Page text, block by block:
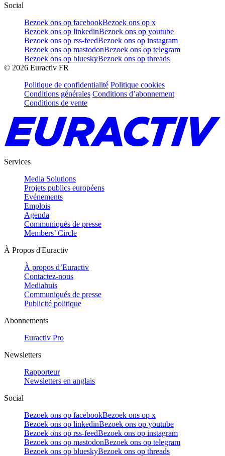
Social
Bezoek ons op facebookBezoek ons op x
Bezoek ons op linkedinBezoek ons op youtube
Bezoek ons op rss-feedBezoek ons op instagram
Bezoek ons op mastodonBezoek ons op telegram
Bezoek ons op blueskyBezoek ons op threads
© 2026 Euractiv FR
Politique de confidentialité Politique cookies
Conditions générales Conditions d’abonnement
Conditions de vente
Services
Media Solutions
Projets publics européens
Evénements
Emplois
Agenda
Communiqués de presse
Members’ Circle
À Propos d'Euractiv
À propos d’Euractiv
Contactez-nous
Mediahuis
Communiqués de presse
Publicité politique
Abonnements
Euractiv Pro
Newsletters
Rapporteur
Newsletters en anglais
Social
Bezoek ons op facebookBezoek ons op x
Bezoek ons op linkedinBezoek ons op youtube
Bezoek ons op rss-feedBezoek ons op instagram
Bezoek ons op mastodonBezoek ons op telegram
Bezoek ons op blueskyBezoek ons op threads